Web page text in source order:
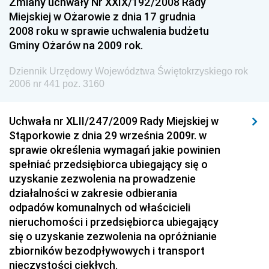
Konsumentów
Dziennik Urzędowy Ministra Pracy i Polityki
Społecznej
Dziennik Urzędowy Urzędu Lotnictwa Cywilnego
Dziennik Urzędowy Ministerstwa Hutnictwa i
Przemysłu Maszynowego
Dziennik Urzędowy Ministerstwa Zdrowia i Opieki
Społecznej
Dziennik Urzędowy Ministerstwa Rolnictwa, Leśnictwa
i Gospodarki Żywnościowej
Dziennik Urzędowy Ministra Spraw Wewnętrznych
Dziennik Urzędowy Ministra Transportu, Budownictwa
i Gospodarki Morskiej
Miejskiej w Ożarowie z dnia 17 grudnia
2008 roku w sprawie uchwalenia budżetu
Gminy Ożarów na 2009 rok.
Dziennik Urzędowy Województwa Świętokrzyskiego rok
2006 nr 441 poz. 3160
Uchwała nr XLII/247/2009 Rady Miejskiej w
Stąporkowie z dnia 29 września 2009r. w
sprawie określenia wymagań jakie powinien
spełniać przedsiębiorca ubiegający się o
uzyskanie zezwolenia na prowadzenie
działalności w zakresie odbierania
odpadów komunalnych od właścicieli
nieruchomości i przedsiębiorca ubiegający
się o uzyskanie zezwolenia na opróżnianie
zbiorników bezodpływowych i transport
nieczystości ciekłych.